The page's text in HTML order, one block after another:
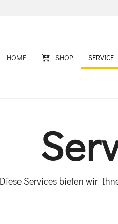
HOME SHOP SERVICE
Diese Services bieten wir